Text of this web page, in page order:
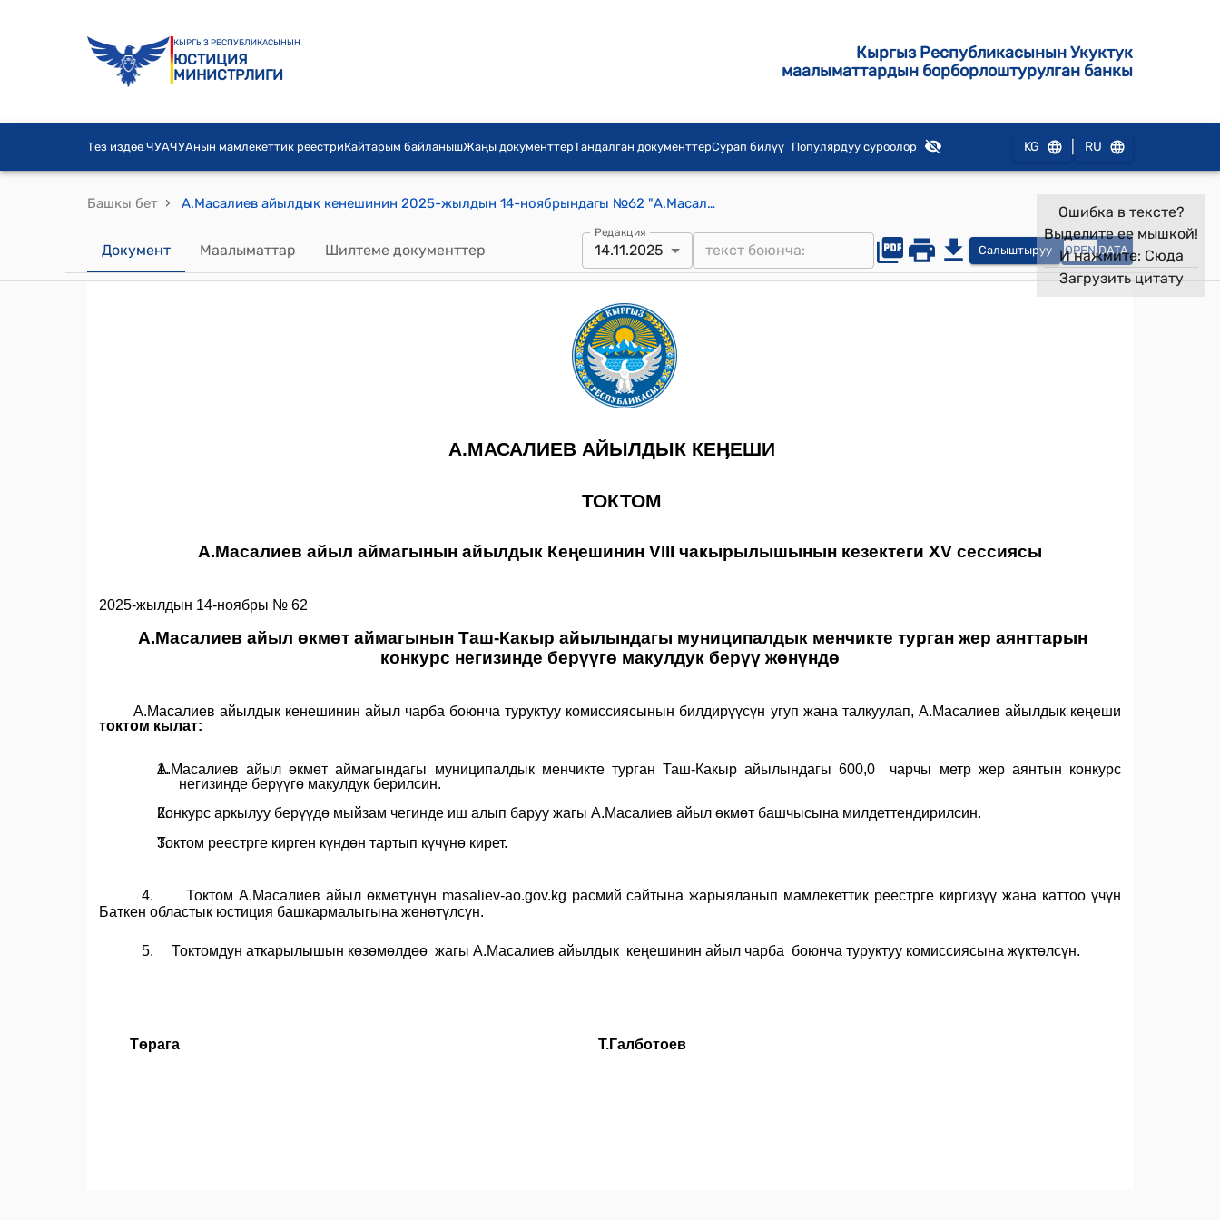
КЫРГЫЗ РЕСПУБЛИКАСЫНЫН
ЮСТИЦИЯ
МИНИСТРЛИГИ
Кыргыз Республикасынын Укуктук
маалыматтардын борборлоштурулган банкы
Тез издөө ЧУАЧУАнын мамлекеттик реестриКайтарым байланышЖаңы документтерТандалган документтерСурап билүү Популярдуу суроолор KG RU
Башкы бет › А.Масалиев айылдык кенешинин 2025-жылдын 14-ноябрындагы №62 "А.Масалиев айыл өкмөт аймагынын Таш-Какыр айылындагы муниципалдык менчикте турган жер аянттарын конкурс негизинде берүүгө макулдук берүү жөнүндө" токтому
Документ Маалыматтар Шилтеме документтер
Редакция
14.11.2025 Салыштыруу OPEN DATA
Ошибка в тексте?
Выделите ее мышкой!
И нажмите: Сюда
Загрузить цитату